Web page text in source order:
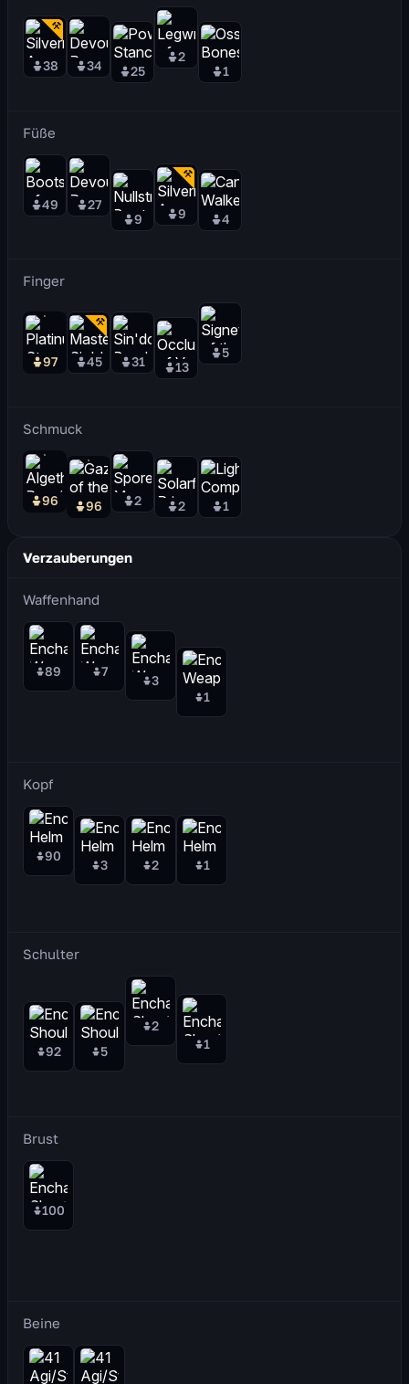
38 34 25
2
1
Füße
49
27
9
9 4
Finger
97 45 31 13
5
Schmuck
96 96 2 2 1
Verzauberungen
Waffenhand
89 7
3
1
Kopf
90
3 2 1
Schulter
92 5
2
1
Brust
100
Beine